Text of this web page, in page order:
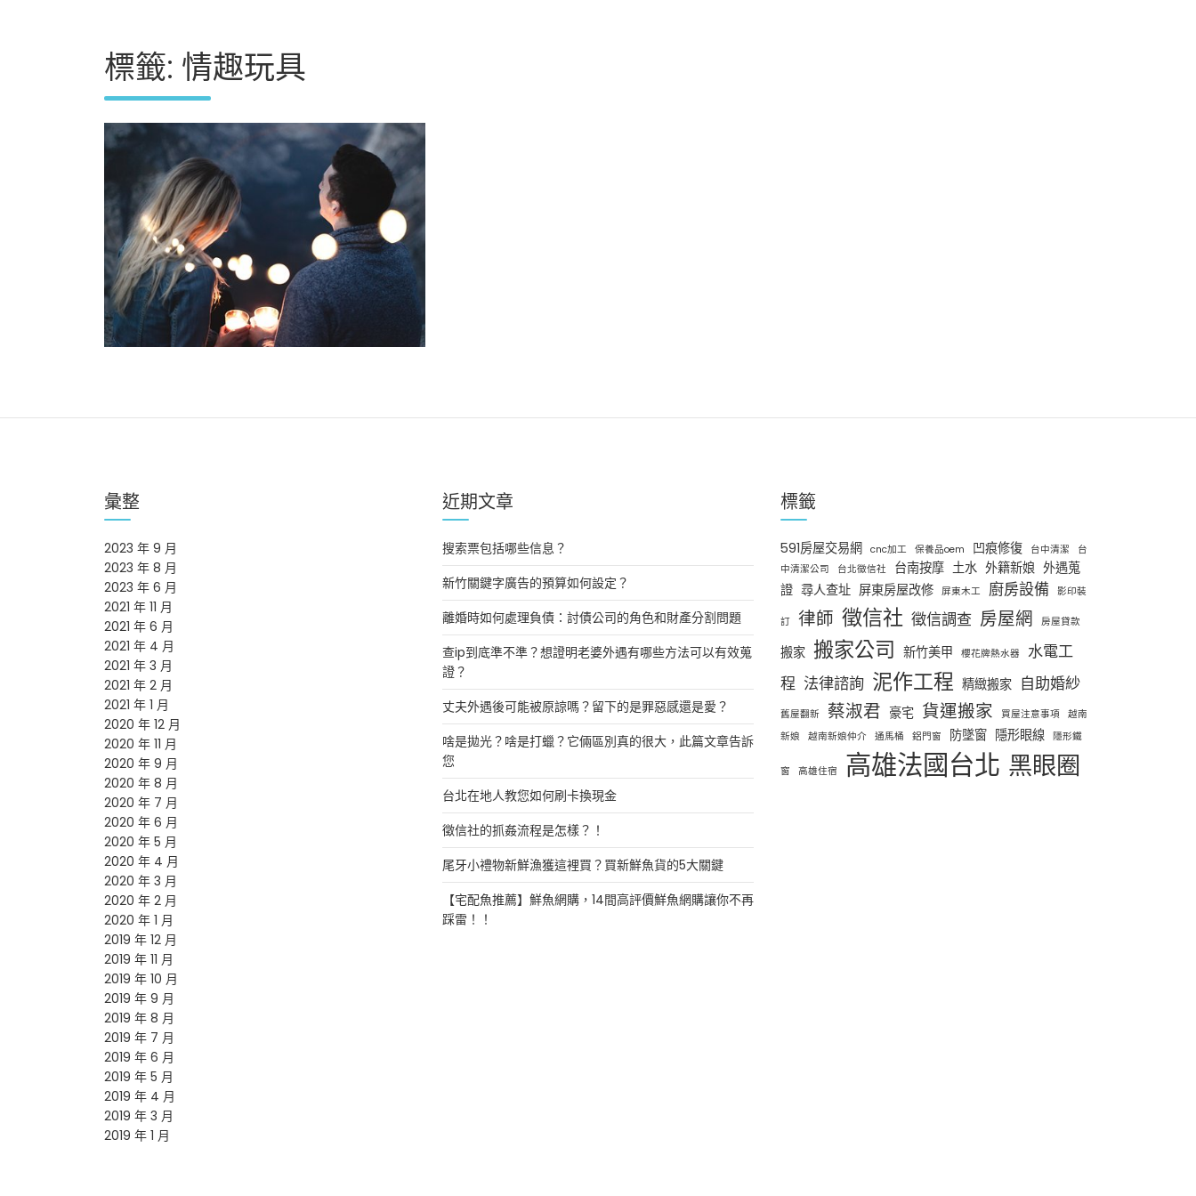
標籤: 情趣玩具
彙整
2023 年 9 月
2023 年 8 月
2023 年 6 月
2021 年 11 月
2021 年 6 月
2021 年 4 月
2021 年 3 月
2021 年 2 月
2021 年 1 月
2020 年 12 月
2020 年 11 月
2020 年 9 月
2020 年 8 月
2020 年 7 月
2020 年 6 月
2020 年 5 月
2020 年 4 月
2020 年 3 月
2020 年 2 月
2020 年 1 月
2019 年 12 月
2019 年 11 月
2019 年 10 月
2019 年 9 月
2019 年 8 月
2019 年 7 月
2019 年 6 月
2019 年 5 月
2019 年 4 月
2019 年 3 月
2019 年 1 月
近期文章
搜索票包括哪些信息？
新竹關鍵字廣告的預算如何設定？
離婚時如何處理負債：討債公司的角色和財產分割問題
查ip到底準不準？想證明老婆外遇有哪些方法可以有效蒐
證？
丈夫外遇後可能被原諒嗎？留下的是罪惡感還是愛？
啥是拋光？啥是打蠟？它倆區別真的很大，此篇文章告訴
您
台北在地人教您如何刷卡換現金
徵信社的抓姦流程是怎樣？！
尾牙小禮物新鮮漁獲這裡買？買新鮮魚貨的5大關鍵
【宅配魚推薦】鮮魚網購，14間高評價鮮魚網購讓你不再
踩雷！！
標籤
591房屋交易網 cnc加工 保養品oem 凹痕修復 台中清潔
台
中清潔公司
台北徵信社 台南按摩 土水 外籍新娘 外遇蒐
證 尋人查址 屏東房屋改修 屏東木工 廚房設備 影印裝
訂 律師 徵信社 徵信調查 房屋網 房屋貸款
搬家 搬家公司 新竹美甲 櫻花牌熱水器
水電工
程 法律諮詢 泥作工程 精緻搬家 自助婚紗
舊屋翻新 蔡淑君 豪宅 貨運搬家 買屋注意事項 越南
新娘
越南新娘仲介 通馬桶 鋁門窗 防墜窗 隱形眼線 隱形鐵
窗 高雄住宿 高雄法國台北 黑眼圈